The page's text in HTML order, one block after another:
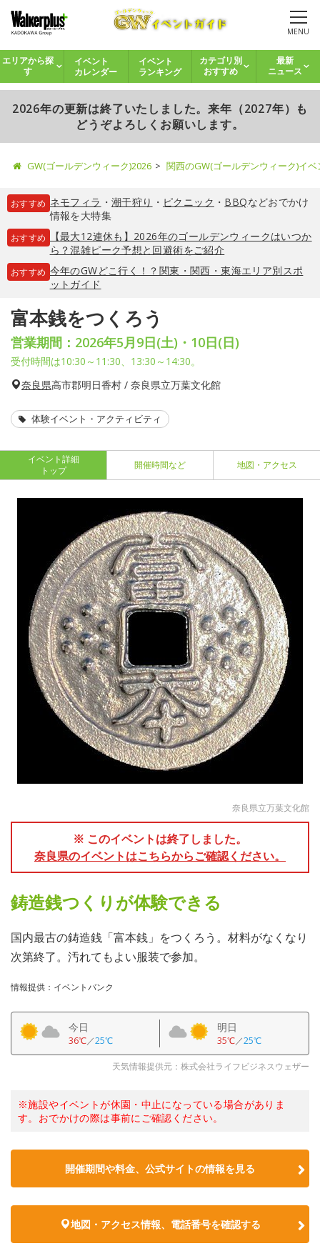
MENU
エリアから探
す
イベント
カレンダー
イベント
ランキング
カテゴリ別
おすすめ
最新
ニュース
2026年の更新は終了いたしました。来年（2027年）も
どうぞよろしくお願いします。
GW(ゴールデンウィーク)2026 関西のGW(ゴールデンウィーク)イ
おすすめ ネモフィラ ・ 潮干狩り ・ ピクニック ・ BBQなどおでかけ
情報を大特集
おすすめ
【最大12連休も】2026年のゴールデンウィークはいつか
ら？混雑ピーク予想と回避術をご紹介
おすすめ 今年のGWどこ行く！？関東・関西・東海エリア別スポ
ットガイド
富本銭をつくろう
営業期間：2026年5月9日(土)・10日(日)
受付時間は10:30～11:30、13:30～14:30。
奈良県高市郡明日香村 / 奈良県立万葉文化館
体験イベント・アクティビティ
イベント詳細
トップ
開催時間など 地図・アクセス
奈良県立万葉文化館
※ このイベントは終了しました。
奈良県のイベントはこちらからご確認ください。
鋳造銭つくりが体験できる
国内最古の鋳造銭「富本銭」をつくろう。材料がなくなり
次第終了。汚れてもよい服装で参加。
情報提供：イベントバンク
今日
36℃／25℃
明日
35℃／25℃
天気情報提供元：株式会社ライフビジネスウェザー
※施設やイベントが休園・中止になっている場合がありま
す。おでかけの際は事前にご確認ください。
開催期間や料金、公式サイトの情報を見る
地図・アクセス情報、電話番号を確認する